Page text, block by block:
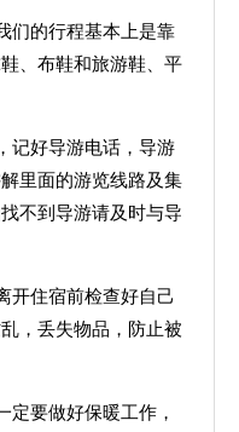
们的行程基本上是靠
、布鞋和旅游鞋、平
记好导游电话，导游
里面的游览线路及集
不到导游请及时与导
开住宿前检查好自己
，丢失物品，防止被
定要做好保暖工作，